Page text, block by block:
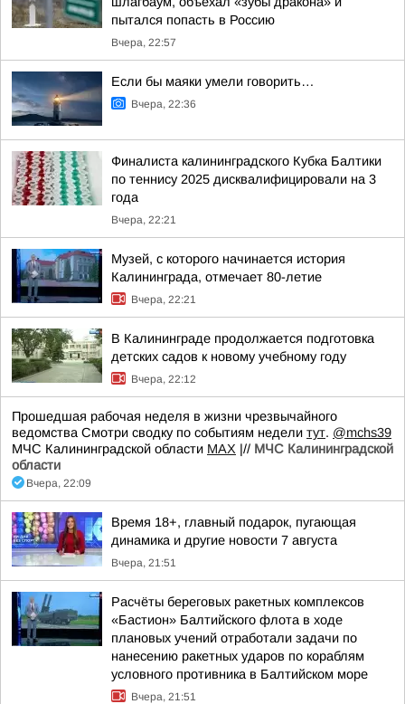
пытался попасть в Россию
Вчера, 22:57
Если бы маяки умели говорить…
Вчера, 22:36
Финалиста калининградского Кубка Балтики
по теннису 2025 дисквалифицировали на 3
года
Вчера, 22:21
Музей, с которого начинается история
Калининграда, отмечает 80-летие
Вчера, 22:21
В Калининграде продолжается подготовка
детских садов к новому учебному году
Вчера, 22:12
Прошедшая рабочая неделя в жизни чрезвычайного
ведомства Смотри сводку по событиям недели тут. @mchs39
МЧС Калининградской области MAX |// МЧС Калининградской
области
Вчера, 22:09
Время 18+, главный подарок, пугающая
динамика и другие новости 7 августа
Вчера, 21:51
Расчёты береговых ракетных комплексов
«Бастион» Балтийского флота в ходе
плановых учений отработали задачи по
нанесению ракетных ударов по кораблям
условного противника в Балтийском море
Вчера, 21:51